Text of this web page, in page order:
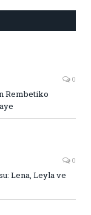
0
Rembetiko
0
Lena, Leyla ve